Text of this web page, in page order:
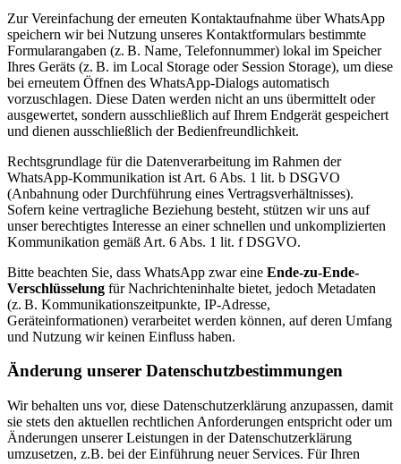
Zur Vereinfachung der erneuten Kontaktaufnahme über WhatsApp
speichern wir bei Nutzung unseres Kontaktformulars bestimmte
Formularangaben (z. B. Name, Telefonnummer) lokal im Speicher
Ihres Geräts (z. B. im Local Storage oder Session Storage), um diese
bei erneutem Öffnen des WhatsApp-Dialogs automatisch
vorzuschlagen. Diese Daten werden nicht an uns übermittelt oder
ausgewertet, sondern ausschließlich auf Ihrem Endgerät gespeichert
und dienen ausschließlich der Bedienfreundlichkeit.
Rechtsgrundlage für die Datenverarbeitung im Rahmen der
WhatsApp-Kommunikation ist Art. 6 Abs. 1 lit. b DSGVO
(Anbahnung oder Durchführung eines Vertragsverhältnisses).
Sofern keine vertragliche Beziehung besteht, stützen wir uns auf
unser berechtigtes Interesse an einer schnellen und unkomplizierten
Kommunikation gemäß Art. 6 Abs. 1 lit. f DSGVO.
Bitte beachten Sie, dass WhatsApp zwar eine Ende-zu-Ende-
Verschlüsselung für Nachrichteninhalte bietet, jedoch Metadaten
(z. B. Kommunikationszeitpunkte, IP-Adresse,
Geräteinformationen) verarbeitet werden können, auf deren Umfang
und Nutzung wir keinen Einfluss haben.
Änderung unserer Datenschutzbestimmungen
Wir behalten uns vor, diese Datenschutzerklärung anzupassen, damit
sie stets den aktuellen rechtlichen Anforderungen entspricht oder um
Änderungen unserer Leistungen in der Datenschutzerklärung
umzusetzen, z.B. bei der Einführung neuer Services. Für Ihren